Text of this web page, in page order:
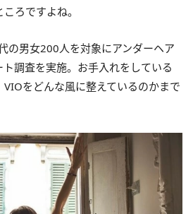
ろですよね。
の男女200人を対象にアンダーヘア
調査を実施。お手入れをしている
をどんな風に整えているのかまで